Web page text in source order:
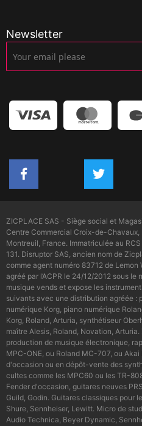
Newsletter
ZICPLACE SAS - Siège social et
Centre Commercial Croix-de-
Montreuil, France. Immatriculée au
131. Disruptor SAS, ancien nom de
comme agent numéro 83712 de
agréé par l’ACPR le 24/12/2012 sous
musique vends et expose les
suivants avec une distribution agréée :
numérique Korg, piano numérique
Korg, Roland, Arturia, synthétiseur
maître Alesis, Roland, Novation,
production de musique électronique,
MPC-ONE, ou Roland MC-707, ou
d'occasion ou en dépôt-vente des
cultes comme les MPC60 ou les TR-
Fender d'occasion, guitares neuves
Guild, Godin. Guitares classiques pour
Shure, Sennheiser, Lewitt. Micro de
Audio Technica, Beyer Dynamic,